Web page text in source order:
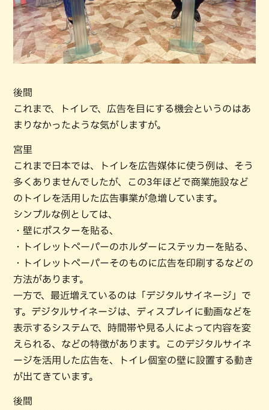
後間
これまで、トイレで、広告を目にする機会というのはあ
まりなかったような気がしますが。
宮里
これまで日本では、トイレを広告媒体に使う例は、そう
多くありませんでしたが、この3年ほどで商業施設など
のトイレを活用した広告事業が急増しています。
シンプルな例としては、
・壁にポスターを貼る、
・トイレットペーパーのホルダーにステッカーを貼る、
・トイレットペーパーそのものに広告を印刷するなどの
方法があります。
一方で、最近増えているのは「デジタルサイネージ」で
す。デジタルサイネージは、ディスプレイに動画などを
表示するシステムで、時間帯や見る人によって内容を変
えられる、などの特徴があります。このデジタルサイネ
ージを活用した広告を、トイレ個室の壁に設置する動き
が出てきています。
後間